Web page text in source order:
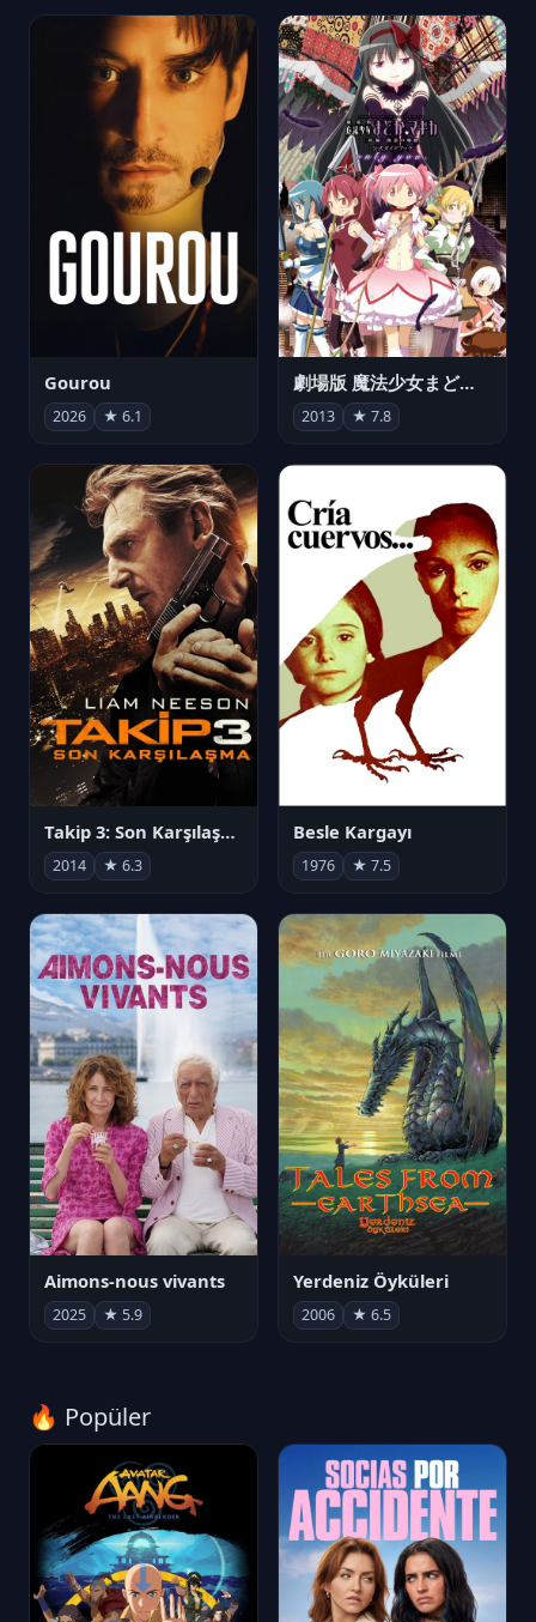
Gourou
2026 ★ 6.1
劇場版 魔法少女まどか☆マギカ[新編]叛逆の物語
2013 ★ 7.8
Takip 3: Son Karşılaşma
2014 ★ 6.3
Besle Kargayı
1976 ★ 7.5
Aimons-nous vivants
2025 ★ 5.9
Yerdeniz Öyküleri
2006 ★ 6.5
🔥 Popüler